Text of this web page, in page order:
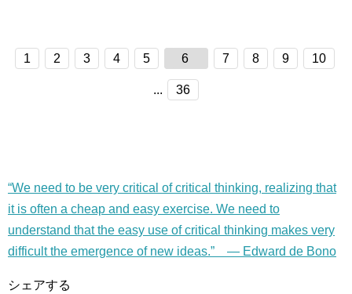
1 2 3 4 5 6 7 8 9 10
... 36
“We need to be very critical of critical thinking, realizing that
it is often a cheap and easy exercise. We need to
understand that the easy use of critical thinking makes very
difficult the emergence of new ideas.” — Edward de Bono
シェアする